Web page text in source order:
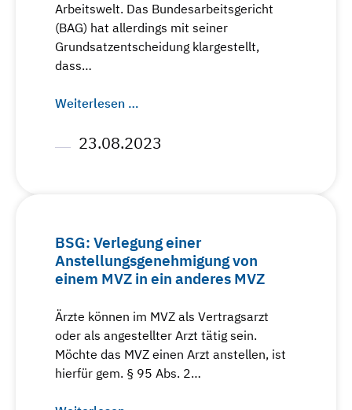
Arbeitswelt. Das Bundesarbeitsgericht
(BAG) hat allerdings mit seiner
Grundsatzentscheidung klargestellt,
dass…
Weiterlesen …
23.08.2023
BSG: Verlegung einer
Anstellungsgenehmigung von
einem MVZ in ein anderes MVZ
Ärzte können im MVZ als Vertragsarzt
oder als angestellter Arzt tätig sein.
Möchte das MVZ einen Arzt anstellen, ist
hierfür gem. § 95 Abs. 2…